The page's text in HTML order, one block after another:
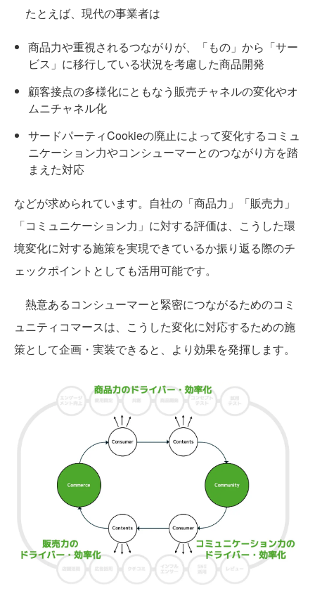
たとえば、現代の事業者は
商品力や重視されるつながりが、「もの」から「サー
ビス」に移行している状況を考慮した商品開発
顧客接点の多様化にともなう販売チャネルの変化やオ
ムニチャネル化
サードパーティCookieの廃止によって変化するコミュ
ニケーション力やコンシューマーとのつながり方を踏
まえた対応
などが求められています。自社の「商品力」「販売力」
「コミュニケーション力」に対する評価は、こうした環
境変化に対する施策を実現できているか振り返る際のチ
ェックポイントとしても活用可能です。
熱意あるコンシューマーと緊密につながるためのコミ
ュニティコマースは、こうした変化に対応するための施
策として企画・実装できると、より効果を発揮します。